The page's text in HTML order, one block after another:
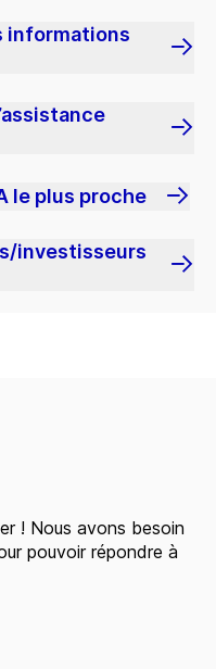
informations
le plus proche
investisseurs
! Nous avons besoin
pouvoir répondre à